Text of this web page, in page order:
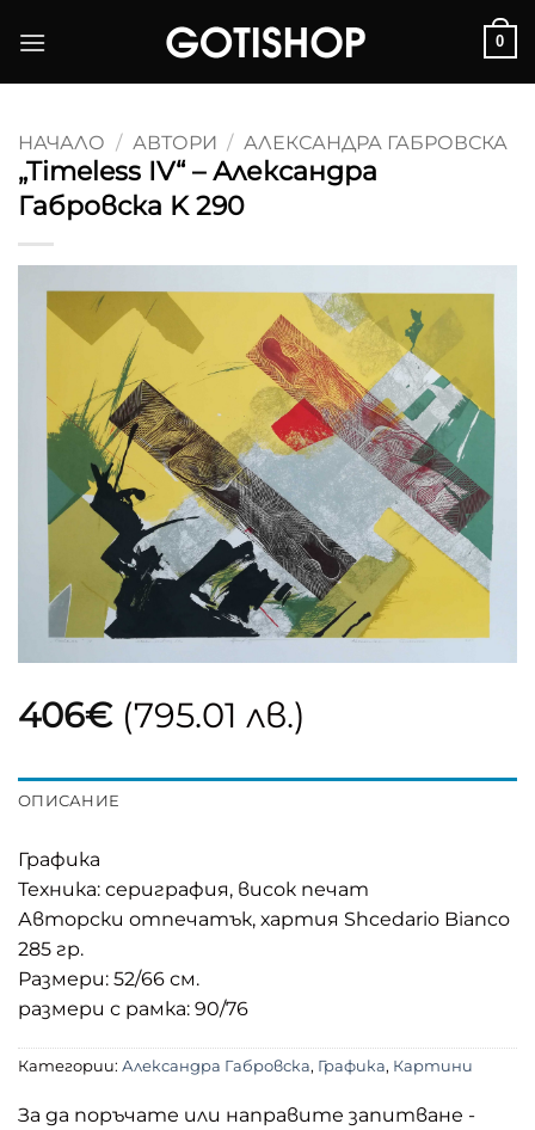
0
НАЧАЛО / АВТОРИ / АЛЕКСАНДРА ГАБРОВСКА
„Timeless IV“ – Александра
Габровска K 290
406€ (795.01 лв.)
ОПИСАНИЕ
Графика
Техника: сериграфия, висок печат
Авторски отпечатък, хартия Shcedario Bianco
285 гр.
Размери: 52/66 см.
размери с рамка: 90/76
Категории: Александра Габровска, Графика, Картини
За да поръчате или направите запитване -